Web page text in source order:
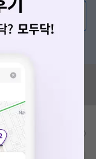
보러가기
비급여/급여 진료란?